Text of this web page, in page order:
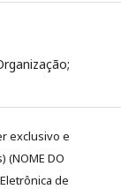
exclusivo e
DO
de